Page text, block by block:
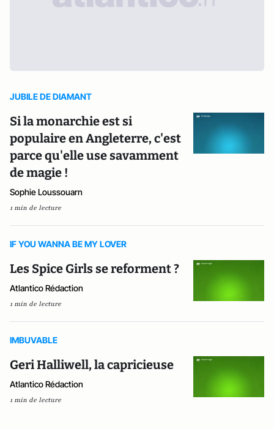
JUBILE DE DIAMANT
Si la monarchie est si
populaire en Angleterre, c'est
parce qu'elle use savamment
de magie !
Sophie Loussouarn
1 min de lecture
IF YOU WANNA BE MY LOVER
Les Spice Girls se reforment ?
Atlantico Rédaction
1 min de lecture
IMBUVABLE
Geri Halliwell, la capricieuse
Atlantico Rédaction
1 min de lecture